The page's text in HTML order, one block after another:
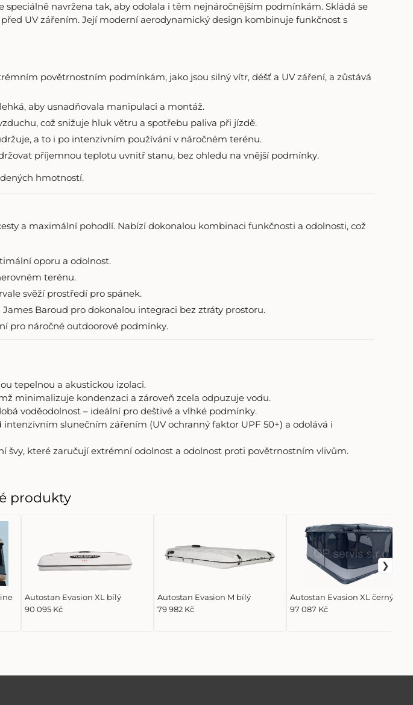
navržena tak, aby odolala i těm nejnáročnějším podmínkám. Skládá se
UV zářením. Její moderní aerodynamický design kombinuje funkčnost s
povětrnostním podmínkám, jako jsou silný vítr, déšť a UV záření, a zůstává
aby usnadňovala manipulaci a montáž.
což snižuje hluk větru a spotřebu paliva při jízdě.
a to i po intenzivním používání v náročném terénu.
příjemnou teplotu uvnitř stanu, bez ohledu na vnější podmínky.
hmotností.
a maximální pohodlí. Nabízí dokonalou kombinaci funkčnosti a odolnosti, což
oporu a odolnost.
terénu.
svěží prostředí pro spánek.
Baroud pro dokonalou integraci bez ztráty prostoru.
pro náročné outdoorové podmínky.
tepelnou a akustickou izolaci.
minimalizuje kondenzaci a zároveň zcela odpuzuje vodu.
voděodolnost – ideální pro deštivé a vlhké podmínky.
slunečním zářením (UV ochranný faktor UPF 50+) a odolává i
švy, které zaručují extrémní odolnost a odolnost proti povětrnostním vlivům.
produkty
Autostan Evasion XL bílý
90 095 Kč
Autostan Evasion M bílý
79 982 Kč
Autostan Evasion XL černý
97 087 Kč